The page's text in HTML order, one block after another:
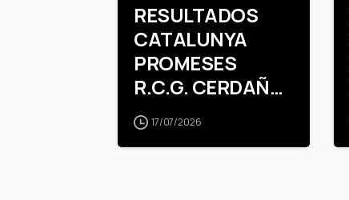
RESULTADOS
CATALUNYA
PROMESES
R.C.G. CERDAÑA
INFANTIL
FEMENINO
17/07/2026